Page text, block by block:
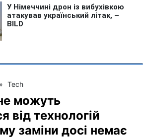
» Tech
можуть
від технологій
заміни досі немає